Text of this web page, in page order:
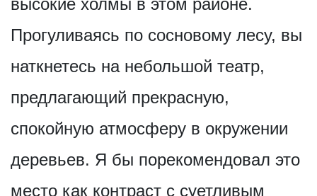
высокие холмы в этом районе.
Прогуливаясь по сосновому лесу, вы
наткнетесь на небольшой театр,
предлагающий прекрасную,
спокойную атмосферу в окружении
деревьев. Я бы порекомендовал это
место как контраст с суетливым